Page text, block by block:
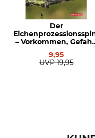
Der
– Vorkommen,
9,95
UVP 19,95